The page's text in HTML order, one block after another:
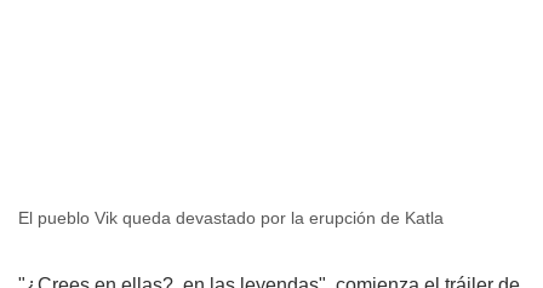
El pueblo Vik queda devastado por la erupción de Katla